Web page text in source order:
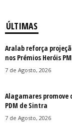
ÚLTIMAS
Aralab reforça
nos Prémios Heróis
7 de Agosto, 2026
Alagamares promove
PDM de Sintra
7 de Agosto, 2026